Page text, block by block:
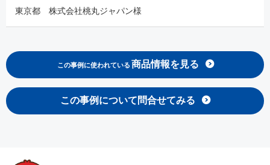
東京都 株式会社桃丸ジャパン様
この事例に使われている 商品情報を見る
この事例について問合せてみる